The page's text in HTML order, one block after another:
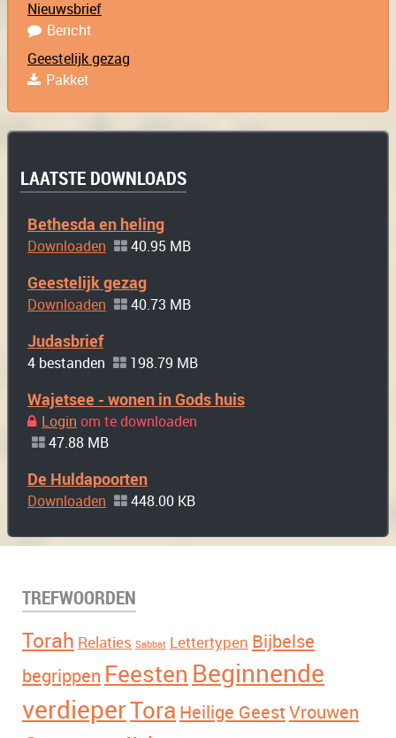
Nieuwsbrief
Bericht
Geestelijk gezag
Pakket
LAATSTE DOWNLOADS
Bethesda en heling
Downloaden 40.95 MB
Geestelijk gezag
Downloaden 40.73 MB
Judasbrief
4 bestanden 198.79 MB
Wajetsee - wonen in Gods huis
Login om te downloaden
47.88 MB
De Huldapoorten
Downloaden 448.00 KB
TREFWOORDEN
Torah Relaties Sabbat Lettertypen Bijbelse
begrippen Feesten Beginnende
verdieperTora Heilige Geest Vrouwen